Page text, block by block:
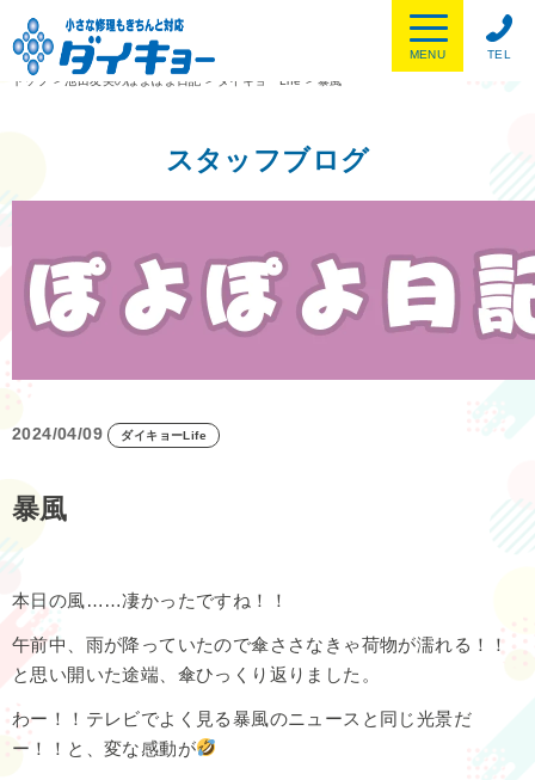
TEL
MENU
トップ
> 池田友美のぽよぽよ日記 > ダイキョーLife > 暴風
スタッフブログ
2024/04/09 ダイキョーLife
暴風
本日の風……凄かったですね！！
午前中、雨が降っていたので傘ささなきゃ荷物が濡れる！！
と思い開いた途端、傘ひっくり返りました。
わー！！テレビでよく見る暴風のニュースと同じ光景だ
ー！！と、変な感動が